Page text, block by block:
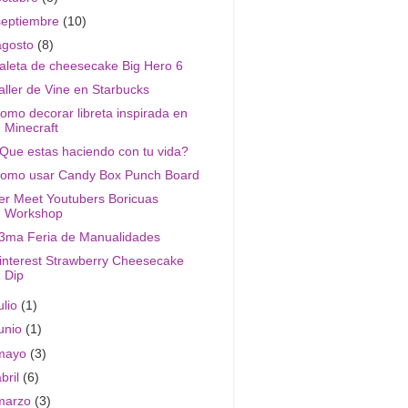
(10)
(8)
de cheesecake Big Hero 6
de Vine en Starbucks
decorar libreta inspirada en
Minecraft
estas haciendo con tu vida?
usar Candy Box Punch Board
Meet Youtubers Boricuas
Workshop
Feria de Manualidades
Strawberry Cheesecake
Dip
(1)
(1)
(3)
(6)
(3)